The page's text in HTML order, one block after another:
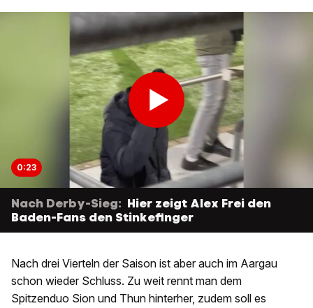
0:23
Nach Derby-Sieg: Hier zeigt Alex Frei den
Baden-Fans den Stinkefinger
Nach drei Vierteln der Saison ist aber auch im Aargau
schon wieder Schluss. Zu weit rennt man dem
Spitzenduo Sion und Thun hinterher, zudem soll es